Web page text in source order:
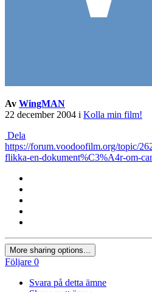
Av WingMAN
22 december 2004 i Kolla min film!
Dela
https://forum.voodoofilm.org/topic/
flikka-en-dokument%C3%A4r-om-
More sharing options...
Följare 0
Svara på detta ämne